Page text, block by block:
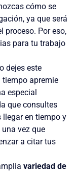
cómo se
, ya que será
proceso. Por eso,
para tu trabajo
dejes este
tiempo apremie
especial
que consultes
llegar en tiempo y
vez que
a citar tus
variedad de